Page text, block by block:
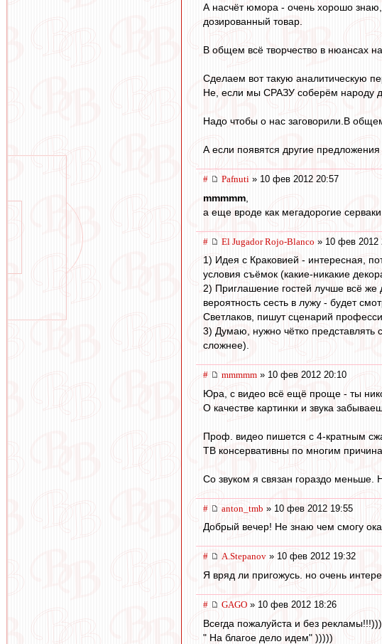
А насчёт юмора - очень хорошо
дозированный товар.
В общем всё творчество в нюансах
Сделаем вот такую аналитическую
Не, если мы СРАЗУ соберём народу
Надо чтобы о нас заговорили.В
А если появятся другие
# Pafnuti » 10 фев 2012 20:57
mmmmm
а еще вроде как мегадорогие
# El Jugador Rojo-Blanco » 10 фев 2012
1) Идея с Краковией - интересная,
условия съёмок (какие-никакие
2) Приглашение гостей лучше всё же
вероятность сесть в лужу - будет
Светлаков, пишут сценарий
3) Думаю, нужно чётко представлять
сложнее).
# mmmmm » 10 фев 2012 20:10
Юра, с видео всё ещё проще - ты
О качестве картинки и звука
Проф. видео пишется с 4-кратным
ТВ консервативны по многим
Со звуком я связан гораздо
# anton_tmb » 10 фев 2012 19:55
Добрый вечер! Не знаю чем смогу
# A.Stepanov » 10 фев 2012 19:32
Я вряд ли пригожусь. но очень
# GAGO » 10 фев 2012 18:26
Всегда пожалуйста и без рекламы!!!)))
" На благое дело идем" )))))